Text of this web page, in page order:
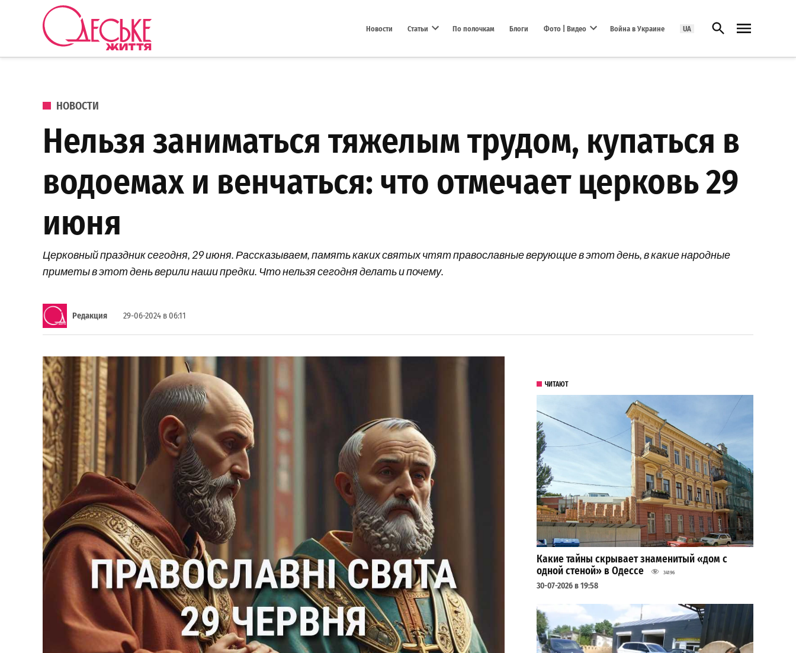
Перейти к содержанию
Новости Статьи По полочкам Блоги Фото | Видео Война в Украине UA Открыть поиск
ОПУБЛИКОВАНО В
НОВОСТИ
Нельзя заниматься тяжелым трудом, купаться в
водоемах и венчаться: что отмечает церковь 29
июня
Церковный праздник сегодня, 29 июня. Рассказываем, память каких святых чтят православные верующие в этот день, в какие народные
приметы в этот день верили наши предки. Что нельзя сегодня делать и почему.
Редакция 29-06-2024 в 06:11
ЧИТАЮТ
Какие тайны скрывает знаменитый «дом с
одной стеной» в Одессе
34196
30-07-2026 в 19:58